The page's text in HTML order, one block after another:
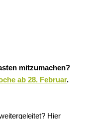
mitzumachen?
ab 28. Februar.
Hier